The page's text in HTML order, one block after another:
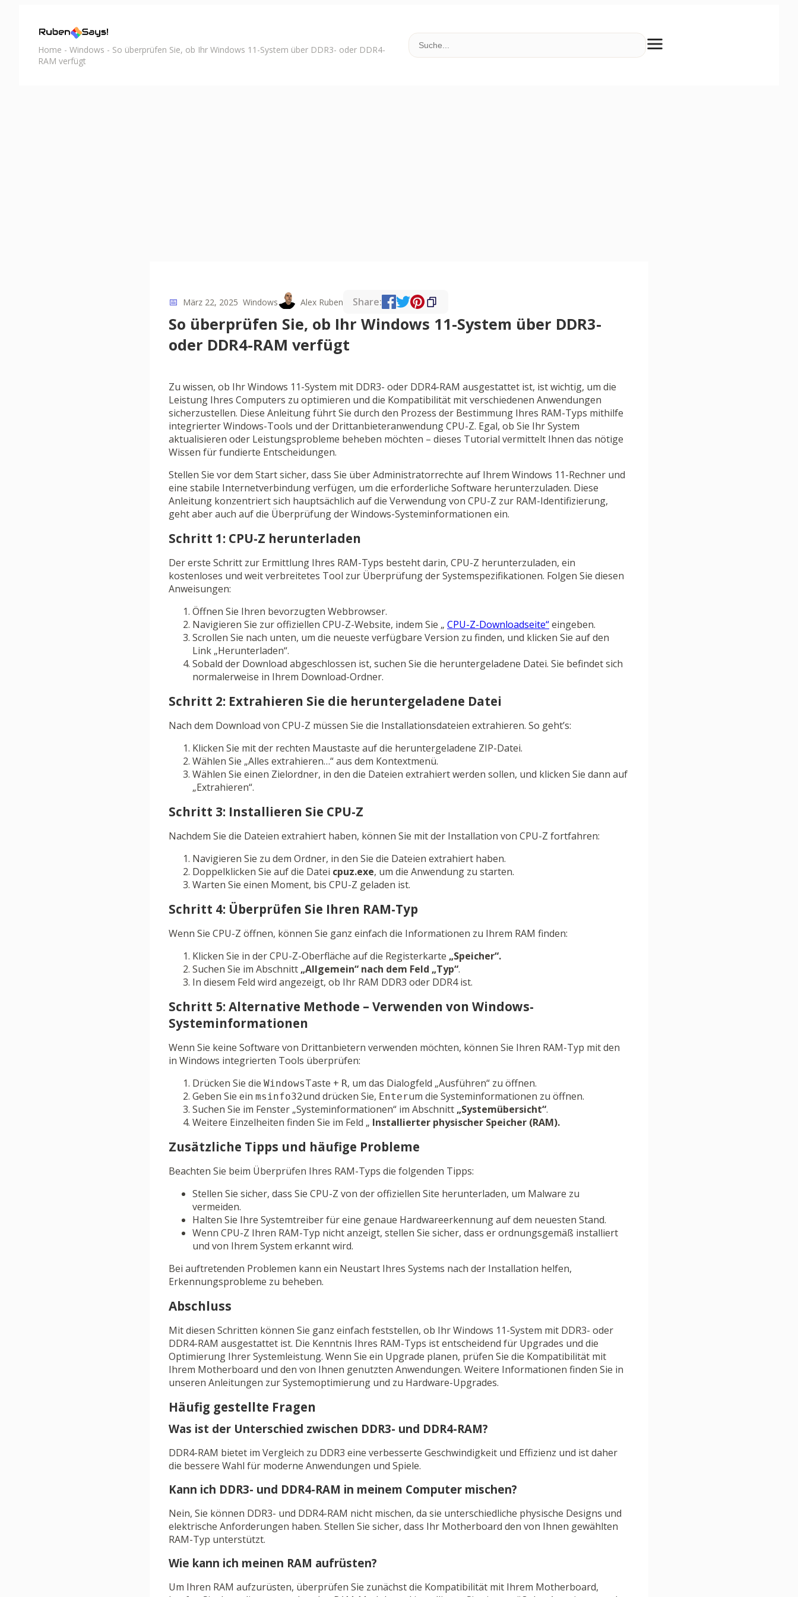
Home - Windows - So überprüfen Sie, ob Ihr Windows 11-System über DDR3- oder DDR4-
RAM verfügt
📅 März 22, 2025 Windows Alex Ruben Share:
So überprüfen Sie, ob Ihr Windows 11-System über DDR3-
oder DDR4-RAM verfügt
Zu wissen, ob Ihr Windows 11-System mit DDR3- oder DDR4-RAM ausgestattet ist, ist wichtig, um die
Leistung Ihres Computers zu optimieren und die Kompatibilität mit verschiedenen Anwendungen
sicherzustellen. Diese Anleitung führt Sie durch den Prozess der Bestimmung Ihres RAM-Typs mithilfe
integrierter Windows-Tools und der Drittanbieteranwendung CPU-Z. Egal, ob Sie Ihr System
aktualisieren oder Leistungsprobleme beheben möchten – dieses Tutorial vermittelt Ihnen das nötige
Wissen für fundierte Entscheidungen.
Stellen Sie vor dem Start sicher, dass Sie über Administratorrechte auf Ihrem Windows 11-Rechner und
eine stabile Internetverbindung verfügen, um die erforderliche Software herunterzuladen. Diese
Anleitung konzentriert sich hauptsächlich auf die Verwendung von CPU-Z zur RAM-Identifizierung,
geht aber auch auf die Überprüfung der Windows-Systeminformationen ein.
Schritt 1: CPU-Z herunterladen
Der erste Schritt zur Ermittlung Ihres RAM-Typs besteht darin, CPU-Z herunterzuladen, ein
kostenloses und weit verbreitetes Tool zur Überprüfung der Systemspezifikationen. Folgen Sie diesen
Anweisungen:
Öffnen Sie Ihren bevorzugten Webbrowser.
Navigieren Sie zur offiziellen CPU-Z-Website, indem Sie „ CPU-Z-Downloadseite“eingeben.
Scrollen Sie nach unten, um die neueste verfügbare Version zu finden, und klicken Sie auf den
Link „Herunterladen“.
Sobald der Download abgeschlossen ist, suchen Sie die heruntergeladene Datei. Sie befindet sich
normalerweise in Ihrem Download-Ordner.
Schritt 2: Extrahieren Sie die heruntergeladene Datei
Nach dem Download von CPU-Z müssen Sie die Installationsdateien extrahieren. So geht’s:
Klicken Sie mit der rechten Maustaste auf die heruntergeladene ZIP-Datei.
Wählen Sie „Alles extrahieren…“ aus dem Kontextmenü.
Wählen Sie einen Zielordner, in den die Dateien extrahiert werden sollen, und klicken Sie dann auf
„Extrahieren“.
Schritt 3: Installieren Sie CPU-Z
Nachdem Sie die Dateien extrahiert haben, können Sie mit der Installation von CPU-Z fortfahren:
Navigieren Sie zu dem Ordner, in den Sie die Dateien extrahiert haben.
Doppelklicken Sie auf die Datei cpuz.exe, um die Anwendung zu starten.
Warten Sie einen Moment, bis CPU-Z geladen ist.
Schritt 4: Überprüfen Sie Ihren RAM-Typ
Wenn Sie CPU-Z öffnen, können Sie ganz einfach die Informationen zu Ihrem RAM finden:
Klicken Sie in der CPU-Z-Oberfläche auf die Registerkarte „Speicher“.
Suchen Sie im Abschnitt „Allgemein“ nach dem Feld „Typ“.
In diesem Feld wird angezeigt, ob Ihr RAM DDR3 oder DDR4 ist.
Schritt 5: Alternative Methode – Verwenden von Windows-
Systeminformationen
Wenn Sie keine Software von Drittanbietern verwenden möchten, können Sie Ihren RAM-Typ mit den
in Windows integrierten Tools überprüfen:
Drücken Sie die WindowsTaste + R, um das Dialogfeld „Ausführen“ zu öffnen.
Geben Sie ein msinfo32und drücken Sie, Enterum die Systeminformationen zu öffnen.
Suchen Sie im Fenster „Systeminformationen“ im Abschnitt „Systemübersicht“.
Weitere Einzelheiten finden Sie im Feld „ Installierter physischer Speicher (RAM).
Zusätzliche Tipps und häufige Probleme
Beachten Sie beim Überprüfen Ihres RAM-Typs die folgenden Tipps:
Stellen Sie sicher, dass Sie CPU-Z von der offiziellen Site herunterladen, um Malware zu
vermeiden.
Halten Sie Ihre Systemtreiber für eine genaue Hardwareerkennung auf dem neuesten Stand.
Wenn CPU-Z Ihren RAM-Typ nicht anzeigt, stellen Sie sicher, dass er ordnungsgemäß installiert
und von Ihrem System erkannt wird.
Bei auftretenden Problemen kann ein Neustart Ihres Systems nach der Installation helfen,
Erkennungsprobleme zu beheben.
Abschluss
Mit diesen Schritten können Sie ganz einfach feststellen, ob Ihr Windows 11-System mit DDR3- oder
DDR4-RAM ausgestattet ist. Die Kenntnis Ihres RAM-Typs ist entscheidend für Upgrades und die
Optimierung Ihrer Systemleistung. Wenn Sie ein Upgrade planen, prüfen Sie die Kompatibilität mit
Ihrem Motherboard und den von Ihnen genutzten Anwendungen. Weitere Informationen finden Sie in
unseren Anleitungen zur Systemoptimierung und zu Hardware-Upgrades.
Häufig gestellte Fragen
Was ist der Unterschied zwischen DDR3- und DDR4-RAM?
DDR4-RAM bietet im Vergleich zu DDR3 eine verbesserte Geschwindigkeit und Effizienz und ist daher
die bessere Wahl für moderne Anwendungen und Spiele.
Kann ich DDR3- und DDR4-RAM in meinem Computer mischen?
Nein, Sie können DDR3- und DDR4-RAM nicht mischen, da sie unterschiedliche physische Designs und
elektrische Anforderungen haben. Stellen Sie sicher, dass Ihr Motherboard den von Ihnen gewählten
RAM-Typ unterstützt.
Wie kann ich meinen RAM aufrüsten?
Um Ihren RAM aufzurüsten, überprüfen Sie zunächst die Kompatibilität mit Ihrem Motherboard,